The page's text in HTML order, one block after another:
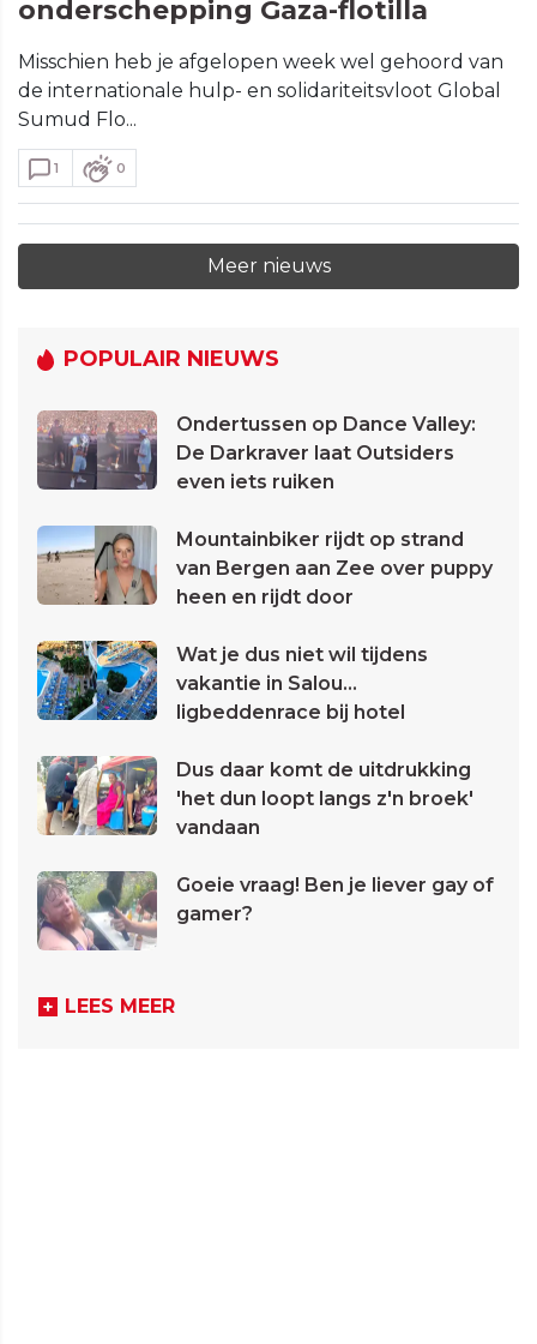
onderschepping Gaza-flotilla
Misschien heb je afgelopen week wel gehoord van
de internationale hulp- en solidariteitsvloot Global
Sumud Flo...
1 0
Meer nieuws
POPULAIR NIEUWS
Ondertussen op Dance Valley:
De Darkraver laat Outsiders
even iets ruiken
Mountainbiker rijdt op strand
van Bergen aan Zee over puppy
heen en rijdt door
Wat je dus niet wil tijdens
vakantie in Salou...
ligbeddenrace bij hotel
Dus daar komt de uitdrukking
'het dun loopt langs z'n broek'
vandaan
Goeie vraag! Ben je liever gay of
gamer?
LEES MEER